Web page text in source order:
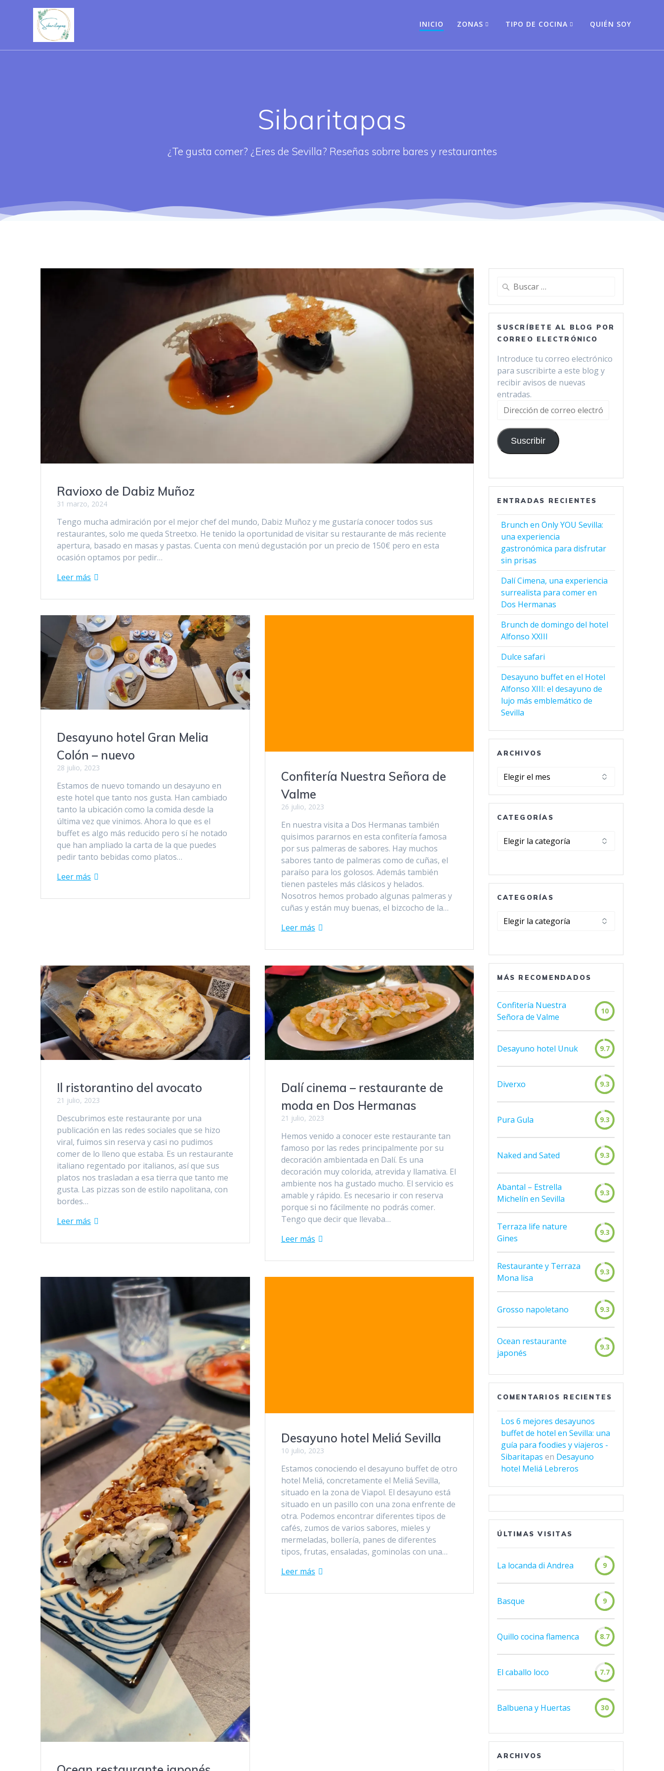
INICIO ZONAS TIPO DE COCINA QUIÉN SOY
Sibaritapas
¿Te gusta comer? ¿Eres de Sevilla? Reseñas sobrre bares y restaurantes
Ravioxo de Dabiz Muñoz
31 marzo, 2024
Tengo mucha admiración por el mejor chef del mundo, Dabiz Muñoz y me gustaría conocer todos sus
restaurantes, solo me queda Streetxo. He tenido la oportunidad de visitar su restaurante de más reciente
apertura, basado en masas y pastas. Cuenta con menú degustación por un precio de 150€ pero en esta
ocasión optamos por pedir…
Leer más
Desayuno hotel Gran Melia
Colón – nuevo
28 julio, 2023
Estamos de nuevo tomando un desayuno en
este hotel que tanto nos gusta. Han cambiado
tanto la ubicación como la comida desde la
última vez que vinimos. Ahora lo que es el
buffet es algo más reducido pero sí he notado
que han ampliado la carta de la que puedes
pedir tanto bebidas como platos…
Leer más
Confitería Nuestra Señora de
Valme
26 julio, 2023
En nuestra visita a Dos Hermanas también
quisimos pararnos en esta confitería famosa
por sus palmeras de sabores. Hay muchos
sabores tanto de palmeras como de cuñas, el
paraíso para los golosos. Además también
tienen pasteles más clásicos y helados.
Nosotros hemos probado algunas palmeras y
cuñas y están muy buenas, el bizcocho de la…
Leer más
Il ristorantino del avocato
21 julio, 2023
Descubrimos este restaurante por una
publicación en las redes sociales que se hizo
viral, fuimos sin reserva y casi no pudimos
comer de lo lleno que estaba. Es un restaurante
italiano regentado por italianos, así que sus
platos nos trasladan a esa tierra que tanto me
gusta. Las pizzas son de estilo napolitana, con
bordes…
Leer más
Dalí cinema – restaurante de
moda en Dos Hermanas
21 julio, 2023
Hemos venido a conocer este restaurante tan
famoso por las redes principalmente por su
decoración ambientada en Dalí. Es una
decoración muy colorida, atrevida y llamativa. El
ambiente nos ha gustado mucho. El servicio es
amable y rápido. Es necesario ir con reserva
porque si no fácilmente no podrás comer.
Tengo que decir que llevaba…
Leer más
Desayuno hotel Meliá Sevilla
10 julio, 2023
Estamos conociendo el desayuno buffet de otro
hotel Meliá, concretamente el Meliá Sevilla,
situado en la zona de Viapol. El desayuno está
situado en un pasillo con una zona enfrente de
otra. Podemos encontrar diferentes tipos de
cafés, zumos de varios sabores, mieles y
mermeladas, bollería, panes de diferentes
tipos, frutas, ensaladas, gominolas con una…
Leer más
Buscar:
SUSCRÍBETE AL BLOG POR
CORREO ELECTRÓNICO
Introduce tu correo electrónico
para suscribirte a este blog y
recibir avisos de nuevas
entradas.
Dirección
correo
electrónico
Suscribir
ENTRADAS RECIENTES
Brunch en Only YOU Sevilla:
una experiencia
gastronómica para disfrutar
sin prisas
Dalí Cimena, una experiencia
surrealista para comer en
Dos Hermanas
Brunch de domingo del hotel
Alfonso XXIII
Dulce safari
Desayuno buffet en el Hotel
Alfonso XIII: el desayuno de
lujo más emblemático de
Sevilla
ARCHIVOS
Archivos
CATEGORÍAS
Categorías
CATEGORÍAS
Categorías
MÁS RECOMENDADOS
Confitería Nuestra
Señora de Valme
10
Desayuno hotel Unuk 9.7
Diverxo 9.3
Pura Gula 9.3
Naked and Sated 9.3
Abantal – Estrella
Michelín en Sevilla
9.3
Terraza life nature
Gines
9.3
Restaurante y Terraza
Mona lisa
9.3
Grosso napoletano 9.3
Ocean restaurante
japonés
9.3
COMENTARIOS RECIENTES
Los 6 mejores desayunos
buffet de hotel en Sevilla: una
guía para foodies y viajeros -
Sibaritapas en Desayuno
hotel Meliá Lebreros
ÚLTIMAS VISITAS
La locanda di Andrea 9
Basque 9
Quillo cocina flamenca 8.7
El caballo loco 7.7
Balbuena y Huertas 30
ARCHIVOS